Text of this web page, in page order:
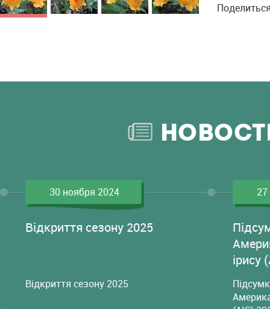
30 ноября 2024
Відкриття сезону 2025
Відкриття сезону 2025
ірису